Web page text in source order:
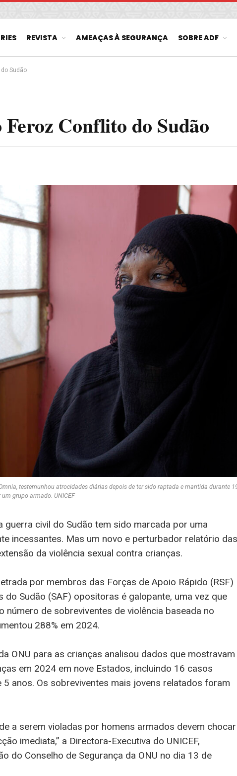
REVISTA AMEAÇAS À SEGURANÇA SOBRE ADF
Sudão
Conflito do Sudão
testemunhou atrocidades diárias depois de ter sido raptada e mantida durante
um grupo armado. UNICEF
guerra civil do Sudão tem sido marcada por uma
incessantes. Mas um novo e perturbador relatório das
da violência sexual contra crianças.
por membros das Forças de Apoio Rápido (RSF)
Sudão (SAF) opositoras é galopante, uma vez que
número de sobreviventes de violência baseada no
288% em 2024.
ONU para as crianças analisou dados que mostravam
em 2024 em nove Estados, incluindo 16 casos
anos. Os sobreviventes mais jovens relatados foram
a serem violadas por homens armados devem chocar
imediata,” a Directora-Executiva do UNICEF,
do Conselho de Segurança da ONU no dia 13 de